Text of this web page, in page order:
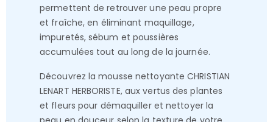
permettent de retrouver une peau propre
et fraîche, en éliminant maquillage,
impuretés, sébum et poussières
accumulées tout au long de la journée.
Découvrez la mousse nettoyante CHRISTIAN
LENART HERBORISTE, aux vertus des plantes
et fleurs pour démaquiller et nettoyer la